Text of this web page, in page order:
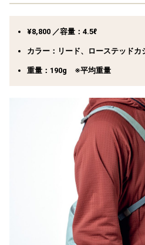
¥8,800 ／容量：4.5ℓ
カラー：リード、ローステッドカ
重量：190g ※平均重量